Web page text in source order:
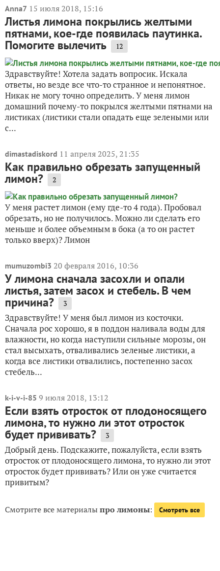
Anna7 15 июля 2018, 15:16
Листья лимона покрылись желтыми
пятнами, кое-где появилась паутинка.
Помогите вылечить 12
Здравствуйте! Хотела задать вопросик. Искала
ответы, но везде все что-то странное и непонятное.
Никак не могу точно определить. У меня лимон
домашний почему-то покрылся желтыми пятнами на
листиках (листики стали опадать еще зелеными или
с...
dimastadiskord 11 апреля 2025, 21:35
Как правильно обрезать запущенный
лимон? 2
У меня растет лимон (ему где-то 4 года). Пробовал
обрезать, но не получилось. Можно ли сделать его
меньше и более объемным в бока (а то он растет
только вверх)? Лимон
mumuzombi3 20 февраля 2016, 10:36
У лимона сначала засохли и опали
листья, затем засох и стебель. В чем
причина? 3
Здравствуйте! У меня был лимон из косточки.
Сначала рос хорошо, я в поддон наливала воды для
влажности, но когда наступили сильные морозы, он
стал высыхать, отваливались зеленые листики, а
когда все листики отвалились, постепенно засох
стебель...
k-i-v-i-85 9 июля 2018, 13:12
Если взять отросток от плодоносящего
лимона, то нужно ли этот отросток
будет прививать? 3
Добрый день. Подскажите, пожалуйста, если взять
отросток от плодоносящего лимона, то нужно ли этот
отросток будет прививать? Или он уже считается
привитым?
Смотрите все материалыпро лимоны: Смотреть все